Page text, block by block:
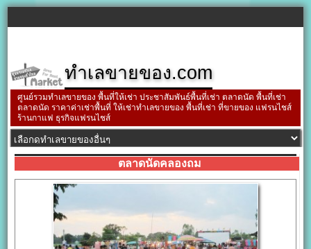
ทำเลขายของ.com
ศูนย์รวมทำเลขายของ พื้นที่ให้เช่า ประชาสัมพันธ์พื้นที่เช่า ตลาดนัด พื้นที่เช่า
ตลาดนัด ราคาค่าเช่าพื้นที่ ให้เช่าทำเลขายของ พื้นที่เช่า ที่ขายของ แฟรนไชส์
ร้านกาแฟ ธุรกิจแฟรนไชส์
ตลาดนัดคลองถม